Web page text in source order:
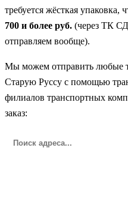
требуется жёсткая упаковка,
700 и более руб. (через ТК
отправляем вообще).
Мы можем отправить любые
Старую Руссу с помощью
филиалов транспортных
заказ: